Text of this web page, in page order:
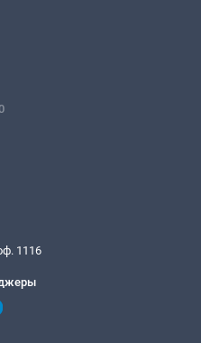
1116